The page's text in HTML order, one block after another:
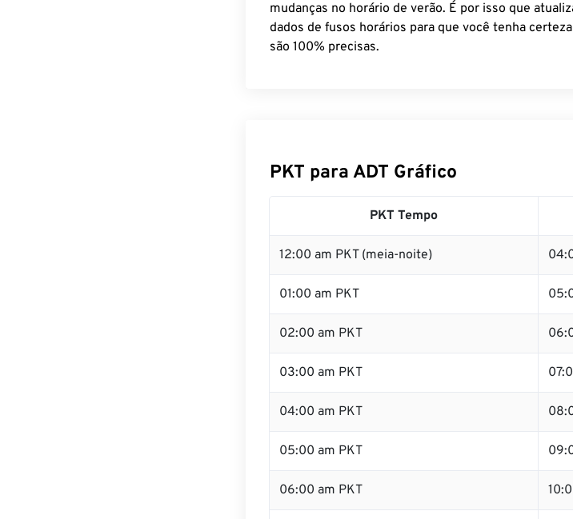
mudanças no horário de verão. É por isso que
dados de fusos horários para que você tenha
são 100% precisas.
PKT para ADT Gráfico
PKT Tempo
12:00 am PKT (meia-noite)
01:00 am PKT
02:00 am PKT
03:00 am PKT
04:00 am PKT
05:00 am PKT
06:00 am PKT